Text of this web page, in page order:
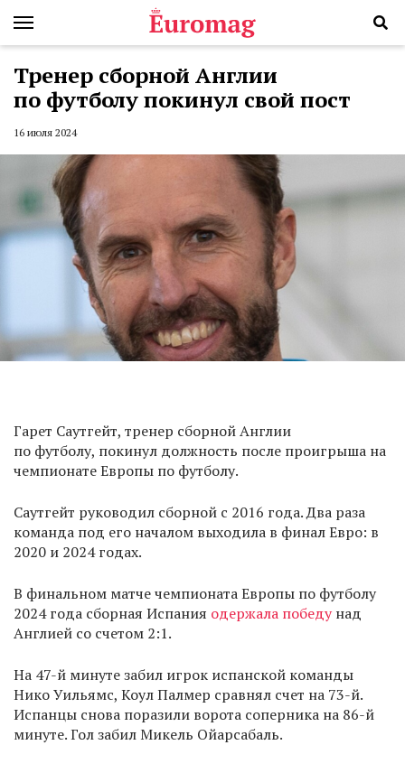
Тренер сборной Англии
по футболу покинул свой пост
16 июля 2024
Гарет Саутгейт, тренер сборной Англии
по футболу, покинул должность после проигрыша на
чемпионате Европы по футболу.
Саутгейт руководил сборной с 2016 года. Два раза
команда под его началом выходила в финал Евро: в
2020 и 2024 годах.
В финальном матче чемпионата Европы по футболу
2024 года сборная Испания одержала победунад
Англией со счетом 2:1.
На 47-й минуте забил игрок испанской команды
Нико Уильямс, Коул Палмер сравнял счет на 73-й.
Испанцы снова поразили ворота соперника на 86-й
минуте. Гол забил Микель Ойарсабаль.